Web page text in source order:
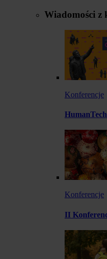
Wiadomości z
Konferencje
Konferencje
II